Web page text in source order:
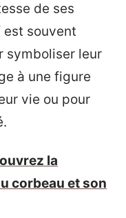
de ses
souvent
symboliser leur
à une figure
vie ou pour
la
corbeau et son